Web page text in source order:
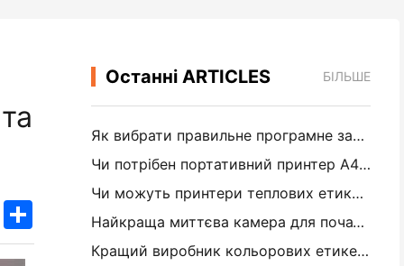
TwitterShare
Останні ARTICLES БІЛЬШЕ
Як вибрати правильне програмне забезпечення для вашого невеликого або середнього ресторану
Чи потрібен портативний принтер A4 для складських рахунків? Що дійсно працює
Чи можуть принтери теплових етикеток робити водонепроникні етикетки для продуктів малого бізнесу?
Найкраща миттєва камера для початківців, які не хочуть витрачати папір
Кращий виробник кольорових етикеток для журналізації та скрепбукінгу: додайте більше кольору на кожну сторінку